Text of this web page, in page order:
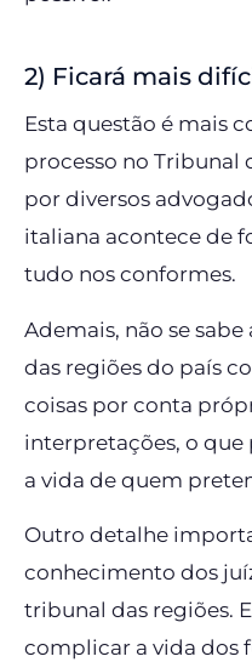
2) Ficará mais
Esta questão é mais
processo no Tribunal
por diversos
italiana acontece de
tudo nos conformes.
Ademais, não se
das regiões do país
coisas por conta
interpretações, o
a vida de quem
Outro detalhe
conhecimento dos
tribunal das regiões.
complicar a vida dos